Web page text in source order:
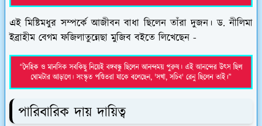
এই মিষ্টিমধুর সম্পর্কে আজীবন বাধা ছিলেন তাঁরা দুজন। ড. নীলিমা
ইব্রাহীম বেগম ফজিলাতুন্নেছা মুজিব বইতে লিখেছেন -
পারিবারিক দায় দায়িত্ব